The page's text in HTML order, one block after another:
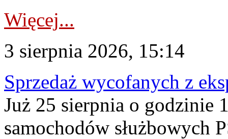
Więcej...
3 sierpnia 2026, 15:14
Sprzedaż wycofanych z
Już 25 sierpnia o godzinie
samochodów służbowych